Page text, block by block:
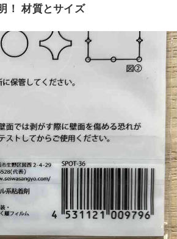
！ 材質とサイズ